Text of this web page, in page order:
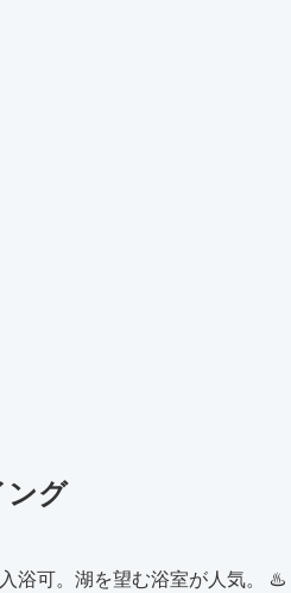
ング
浴可。湖を望む浴室が人気。 ♨️